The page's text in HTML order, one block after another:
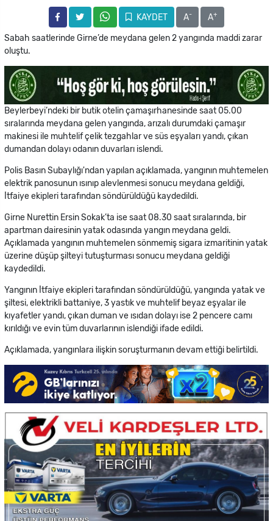
KAYDET A- A+
Sabah saatlerinde Girne’de meydana gelen 2 yangında maddi zarar
oluştu.
Beylerbeyi’ndeki bir butik otelin çamaşırhanesinde saat 05.00
sıralarında meydana gelen yangında, arızalı durumdaki çamaşır
makinesi ile muhtelif çelik tezgahlar ve süs eşyaları yandı, çıkan
dumandan dolayı odanın duvarları islendi.
Polis Basın Subaylığı'ndan yapılan açıklamada, yangının muhtemelen
elektrik panosunun ısınıp alevlenmesi sonucu meydana geldiği,
İtfaiye ekipleri tarafından söndürüldüğü kaydedildi.
Girne Nurettin Ersin Sokak’ta ise saat 08.30 saat sıralarında, bir
apartman dairesinin yatak odasında yangın meydana geldi.
Açıklamada yangının muhtemelen sönmemiş sigara izmaritinin yatak
üzerine düşüp şilteyi tutuşturması sonucu meydana geldiği
kaydedildi.
Yangının İtfaiye ekipleri tarafından söndürüldüğü, yangında yatak ve
şiltesi, elektrikli battaniye, 3 yastık ve muhtelif beyaz eşyalar ile
kıyafetler yandı, çıkan duman ve ısıdan dolayı ise 2 pencere camı
kırıldığı ve evin tüm duvarlarının islendiği ifade edildi.
Açıklamada, yangınlara ilişkin soruşturmanın devam ettiği belirtildi.